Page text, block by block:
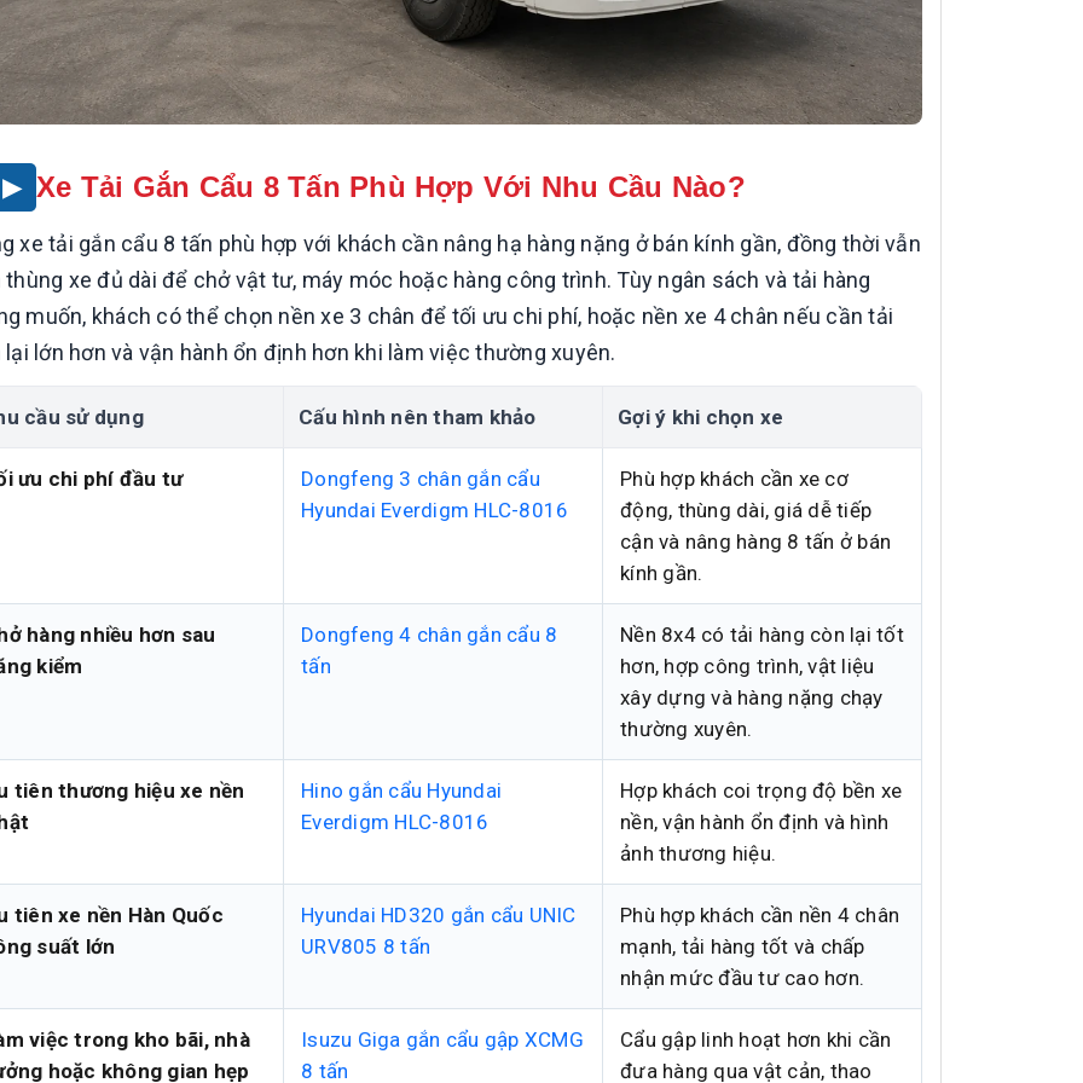
Xe Tải Gắn Cẩu 8 Tấn Phù Hợp Với Nhu Cầu Nào?
xe tải gắn cẩu 8 tấn phù hợp với khách cần nâng hạ hàng nặng ở bán kính gần, đồng thời vẫn
thùng xe đủ dài để chở vật tư, máy móc hoặc hàng công trình. Tùy ngân sách và tải hàng
muốn, khách có thể chọn nền xe 3 chân để tối ưu chi phí, hoặc nền xe 4 chân nếu cần tải
lại lớn hơn và vận hành ổn định hơn khi làm việc thường xuyên.
cầu sử dụng Cấu hình nên tham khảo Gợi ý khi chọn xe
ưu chi phí đầu tư
Dongfeng 3 chân gắn cẩu
Hyundai Everdigm HLC-8016
Phù hợp khách cần xe cơ
động, thùng dài, giá dễ tiếp
cận và nâng hàng 8 tấn ở bán
kính gần.
hàng nhiều hơn sau
kiểm
Dongfeng 4 chân gắn cẩu 8
tấn
Nền 8x4 có tải hàng còn lại tốt
hơn, hợp công trình, vật liệu
xây dựng và hàng nặng chạy
thường xuyên.
tiên thương hiệu xe nền
Hino gắn cẩu Hyundai
Everdigm HLC-8016
Hợp khách coi trọng độ bền xe
nền, vận hành ổn định và hình
ảnh thương hiệu.
tiên xe nền Hàn Quốc
suất lớn
Hyundai HD320 gắn cẩu UNIC
URV805 8 tấn
Phù hợp khách cần nền 4 chân
mạnh, tải hàng tốt và chấp
nhận mức đầu tư cao hơn.
việc trong kho bãi, nhà
hoặc không gian hẹp
Isuzu Giga gắn cẩu gập XCMG
8 tấn
Cẩu gập linh hoạt hơn khi cần
đưa hàng qua vật cản, thao
xe cẩu tự hành 10
bảng tải, xe nền và tải
chọn xe cẩu tự hành 10 tấn
và nhu cầu thực tế.Đối
bảng tải, xe nền, tải chở
cấu hình thực tế.Điện
0976.310.186
mua năm 2026 theo từng nhu
Nguyễn Huy Thắng 10/07/2026
10 mẫu xe tải gắn cẩu 3-15 tấn đáng
chassis, cẩu và cách chọn.
[Đọc tiếp...]